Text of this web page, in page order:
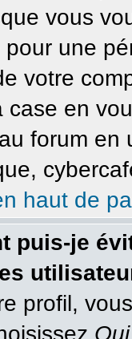
vous
une
votre
case en
forum en
haut de
puis-je
profil,
Oui